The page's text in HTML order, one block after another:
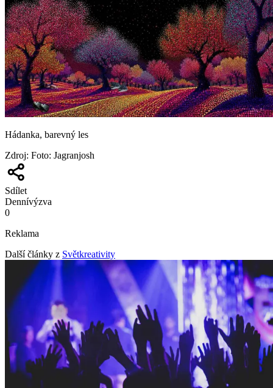
Hádanka, barevný les
Zdroj: Foto: Jagranjosh
Sdílet
Dennívýzva
0
Reklama
Další články z Světkreativity